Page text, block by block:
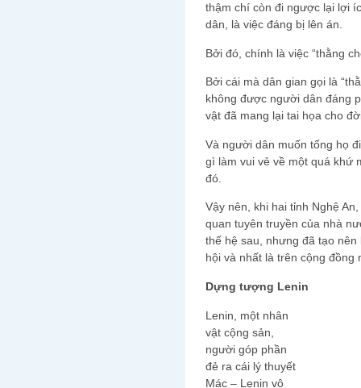
thậm chí còn đi ngược lại lợi
dân, là việc đáng bị lên án.
Bởi đó, chính là việc “thằng
Bởi cái mà dân gian gọi là
không được người dân đáng
vật đã mang lại tai họa cho
Và người dân muốn tống họ
gì làm vui vẻ về một quá khứ
đó.
Vậy nên, khi hai tỉnh Nghệ
quan tuyên truyền của nhà
thế hệ sau, nhưng đã tạo
hội và nhất là trên cộng đồng
Dựng tượng Lenin
Lenin, một nhân
vật cộng sản,
người góp phần
đẻ ra cái lý thuyết
Mác – Lenin vô